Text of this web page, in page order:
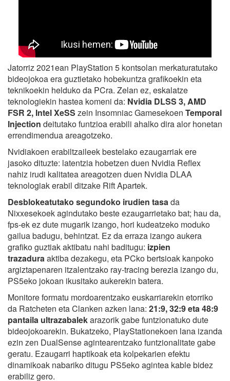
Jatorriz 2021ean PlayStation 5 kontsolan merkaturatutako
bideojokoa era guztietako hobekuntza grafikoekin eta
teknikoekin helduko da PCra. Zelan ez, eskalatze
teknologiekin hastea komeni da: Nvidia DLSS 3, AMD
FSR 2, Intel XeSS zein Insomniac Gamesekoen Temporal
Injection deitutako funtzioa erabili ahalko dira alor honetan
errendimendua areagotzeko.
Nvidiakoen erabiltzaileek bestelako ezaugarriak ere
jasoko dituzte: latentzia hobetzen duen Nvidia Reflex
nahiz irudi kalitatea areagotzen duen Nvidia DLAA
teknologiak erabil ditzake Rift Apartek.
Desblokeatutako segundoko irudien tasa da
Nixxesekoek agindutako beste ezaugarrietako bat; hau da,
fps-ek ez dute mugarik izango, hori kudeatzeko moduko
gailua badugu, behintzat. Ez da erraza izango aukera
grafiko guztiak aktibatu nahi baditugu: izpien
trazadura aktiba dezakegu, eta PCko bertsioak kanpoko
argiztapenaren itzalentzako ray-tracing berezia izango du,
PS5eko jokoan ikusitako aukerekin batera.
Monitore formatu mordoarentzako euskarriarekin etorriko
da Ratcheten eta Clanken azken lana: 21:9, 32:9 eta 48:9
pantaila ultrazabalekarazorik gabe funtzionatuko dute
bideojokoarekin. Bukatzeko, PlayStationekoen lana izanda
ezin zen DualSense agintearentzako funtzionalitate gabe
geratu. Ezaugarri haptikoak eta kolpekarien efektu
dinamikoak nabariko ditugu PS5eko agintea kable bidez
erabiliz gero.